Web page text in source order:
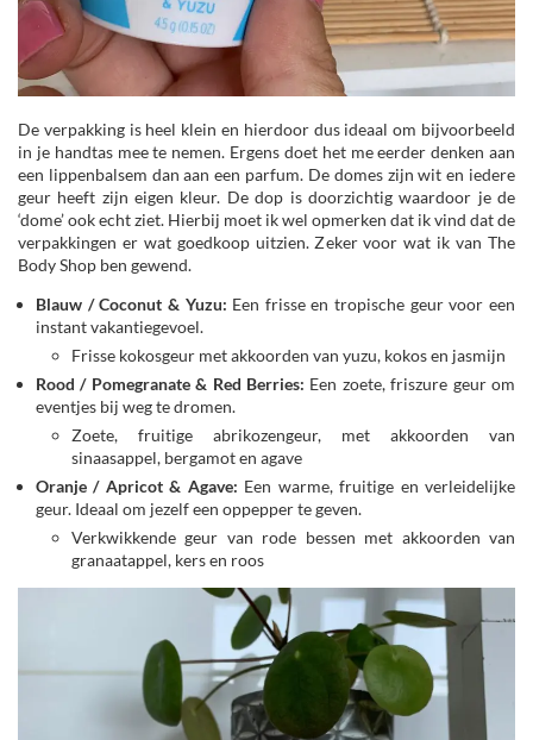
De verpakking is heel klein en hierdoor dus ideaal om bijvoorbeeld
in je handtas mee te nemen. Ergens doet het me eerder denken aan
een lippenbalsem dan aan een parfum. De domes zijn wit en iedere
geur heeft zijn eigen kleur. De dop is doorzichtig waardoor je de
‘dome’ ook echt ziet. Hierbij moet ik wel opmerken dat ik vind dat de
verpakkingen er wat goedkoop uitzien. Zeker voor wat ik van The
Body Shop ben gewend.
Blauw / Coconut & Yuzu: Een frisse en tropische geur voor een
instant vakantiegevoel.
Frisse kokosgeur met akkoorden van yuzu, kokos en jasmijn
Rood / Pomegranate & Red Berries: Een zoete, friszure geur om
eventjes bij weg te dromen.
Zoete, fruitige abrikozengeur, met akkoorden van
sinaasappel, bergamot en agave
Oranje / Apricot & Agave: Een warme, fruitige en verleidelijke
geur. Ideaal om jezelf een oppepper te geven.
Verkwikkende geur van rode bessen met akkoorden van
granaatappel, kers en roos